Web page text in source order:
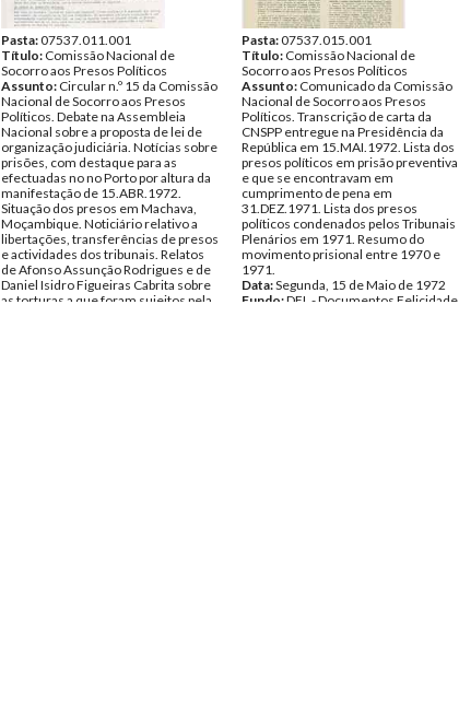
Pasta:07537.011.001
Título: Comissão Nacional de
Socorro aos Presos Políticos
Assunto: Circular n.º 15 da Comissão
Nacional de Socorro aos Presos
Políticos. Debate na Assembleia
Nacional sobre a proposta de lei de
organização judiciária. Notícias sobre
prisões, com destaque para as
efectuadas no no Porto por altura da
manifestação de 15.ABR.1972.
Situação dos presos em Machava,
Moçambique. Noticiário relativo a
libertações, transferências de presos
e actividades dos tribunais. Relatos
de Afonso Assunção Rodrigues e de
Daniel Isidro Figueiras Cabrita sobre
as torturas a que foram sujeitos pela
Pasta:07537.015.001
Título: Comissão Nacional de
Socorro aos Presos Políticos
Assunto: Comunicado da Comissão
Nacional de Socorro aos Presos
Políticos. Transcrição de carta da
CNSPP entregue na Presidência da
República em 15.MAI.1972. Lista dos
presos políticos em prisão preventiva
e que se encontravam em
cumprimento de pena em
31.DEZ.1971. Lista dos presos
políticos condenados pelos Tribunais
Plenários em 1971. Resumo do
movimento prisional entre 1970 e
1971.
Data:Segunda, 15 de Maio de 1972
Fundo:DFL - Documentos Felicidade